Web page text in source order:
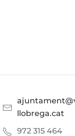
llobrega.cat
972 315 464